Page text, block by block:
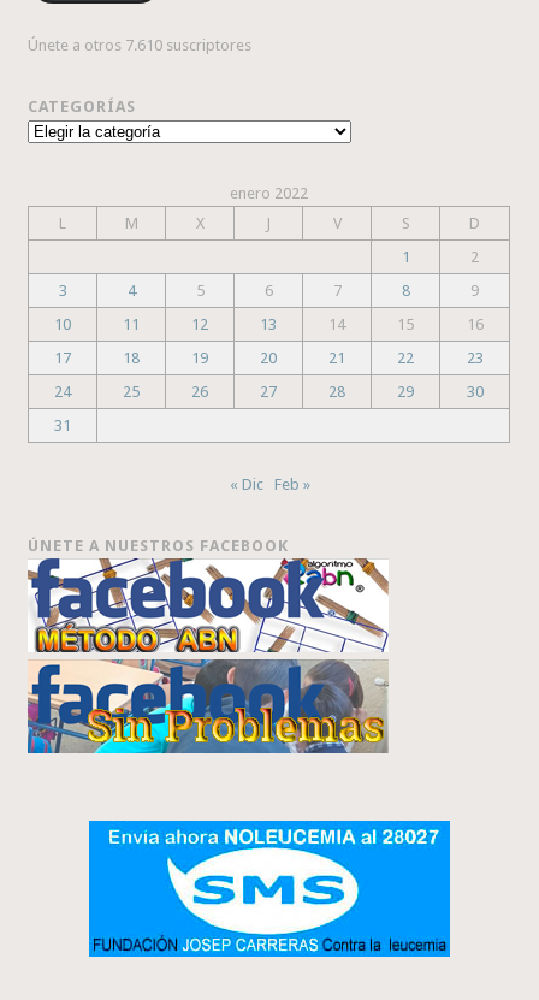
Únete a otros 7.610 suscriptores
CATEGORÍAS
Categorías
enero 2022
L
M X J V S
D
1
2
3
4 5 6 7 8
9
10
11 12 13 14 15
16
17
18 19 20 21 22
23
24
25 26 27 28 29
30
31
« Dic Feb »
ÚNETE A NUESTROS FACEBOOK